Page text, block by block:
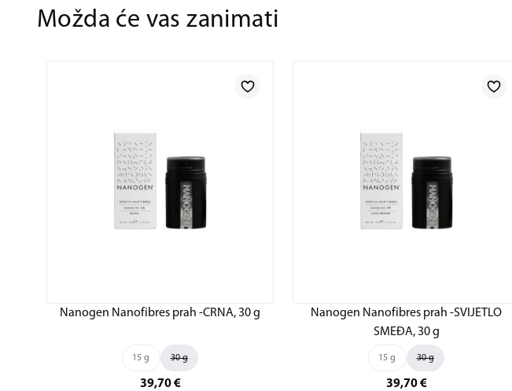
Možda će vas zanimati
Nanogen Nanofibres prah -CRNA, 30 g
15 g 30 g
39,70 €
Nanogen Nanofibres prah -SVIJETLO
SMEĐA, 30 g
15 g 30 g
39,70 €